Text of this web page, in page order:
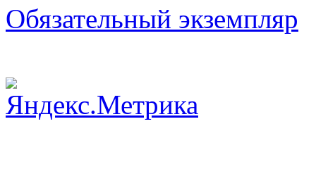
Обязательный экземпляр